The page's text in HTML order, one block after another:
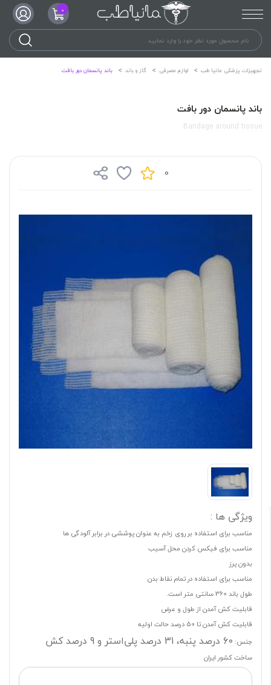
0
تجهیزات پزشکی مانیا طب لوازم مصرفی گاز و باند باند پانسمان دور بافت
باند پانسمان دور بافت
Bandage around tissue
0
ویژگی ها :
مناسب برای استفاده بر روی زخم به عنوان پوششی در برابر آلودگی ها
مناسب برای فیکس کردن محل آسیب
بدون پرز
مناسب برای استفاده در تمام نقاط بدن
طول باند 360 سانتی متر است.
قابلیت کش آمدن از طول و عرض
قابلیت کش آمدن تا 50 درصد حالت اولیه
جنس: 60 درصد پنبه، 31 درصد پلی‌استر و 9 درصد کش
ساخت کشور ایران